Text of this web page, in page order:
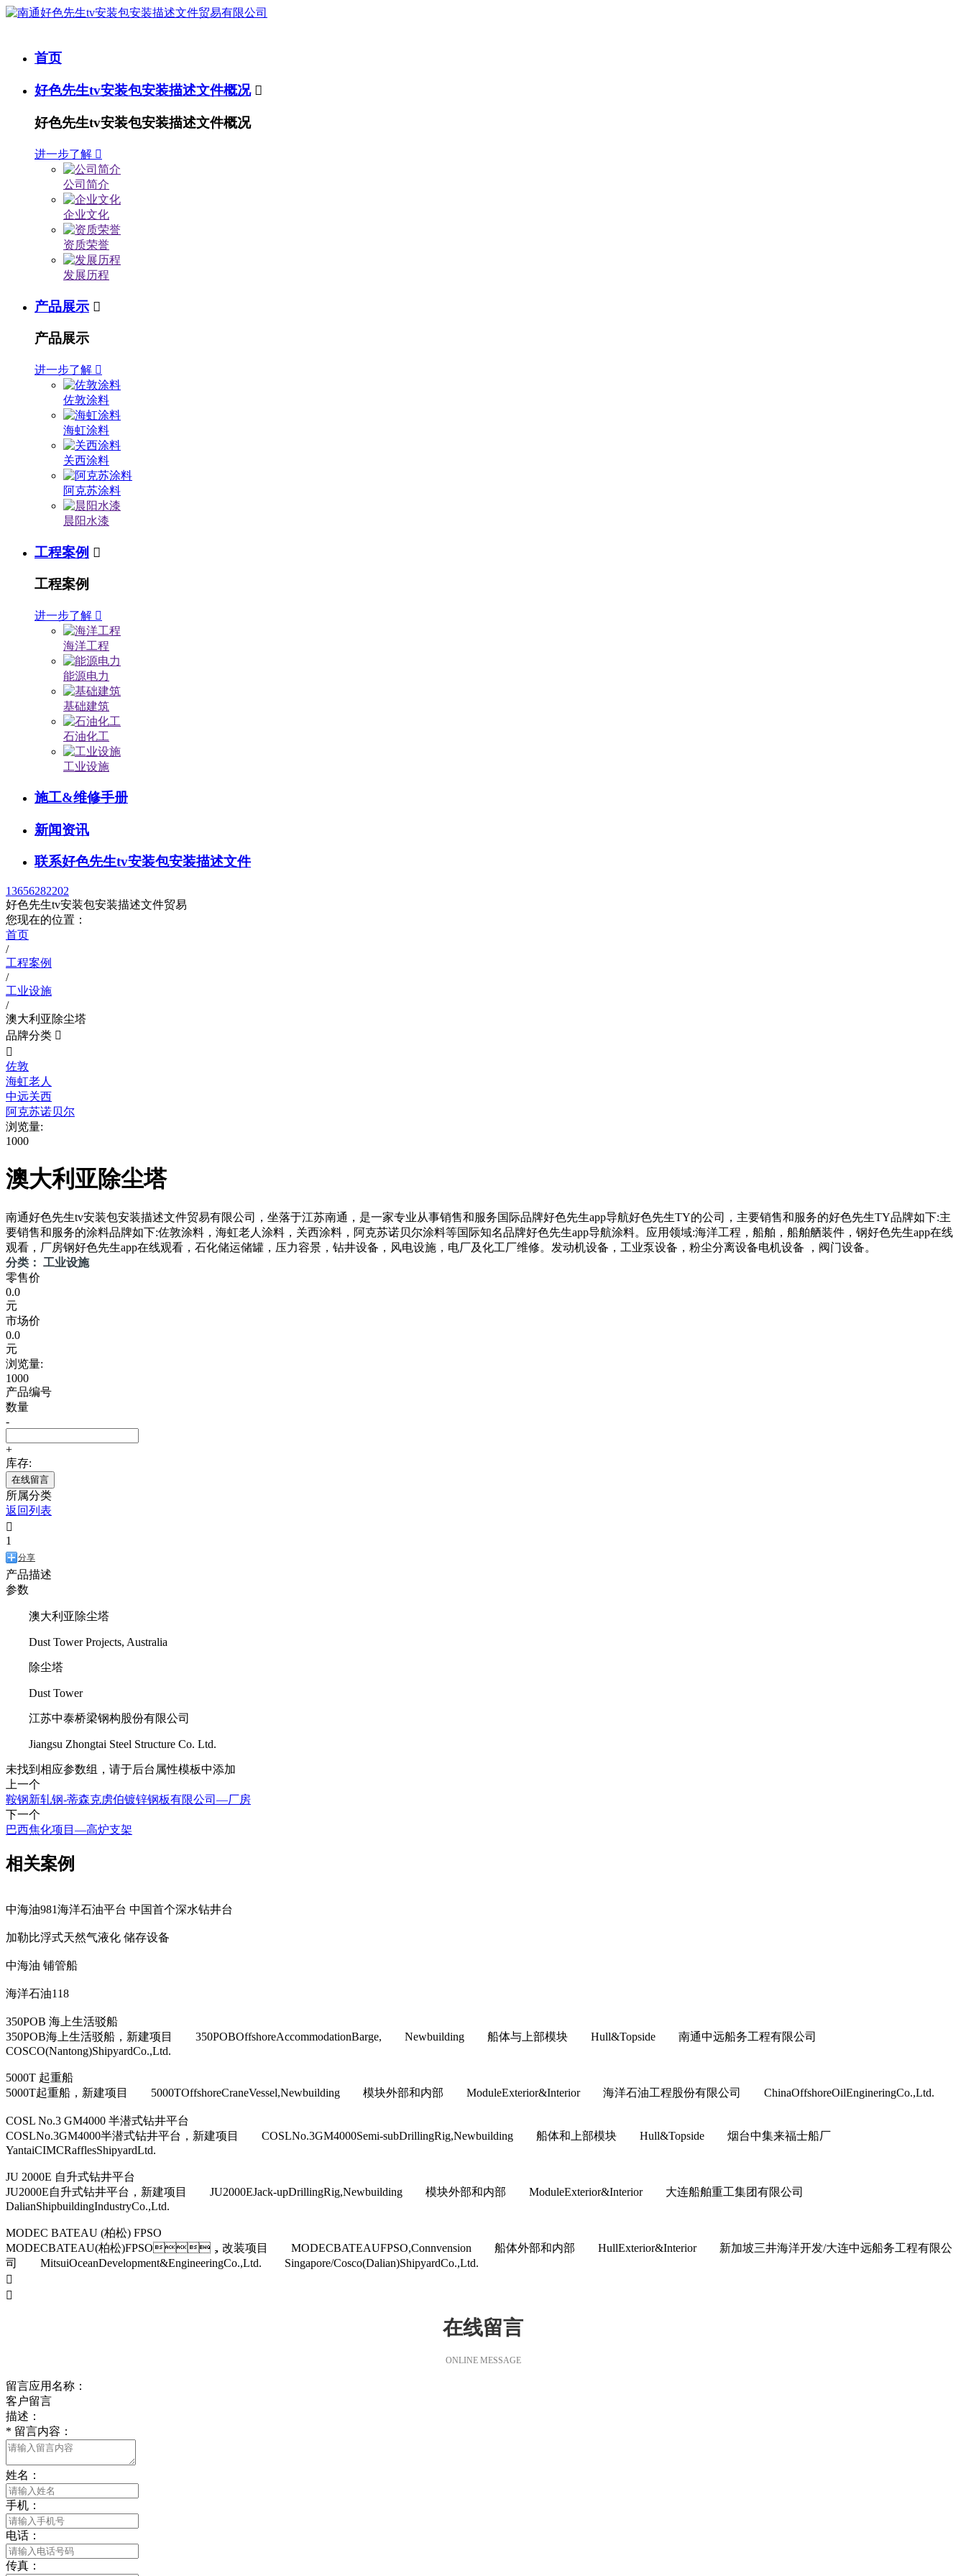
首页
好色先生tv安装包安装描述文件概况 
好色先生tv安装包安装描述文件概况
进一步了解 
公司简介
企业文化
资质荣誉
发展历程
产品展示 
产品展示
进一步了解 
佐敦涂料
海虹涂料
关西涂料
阿克苏涂料
晨阳水漆
工程案例 
工程案例
进一步了解 
海洋工程
能源电力
基础建筑
石油化工
工业设施
施工&维修手册
新闻资讯
联系好色先生tv安装包安装描述文件
13656282202
好色先生tv安装包安装描述文件贸易
您现在的位置：
首页
/
工程案例
/
工业设施
/
澳大利亚除尘塔
品牌分类 

佐敦
海虹老人
中远关西
阿克苏诺贝尔
浏览量:
1000
澳大利亚除尘塔
南通好色先生tv安装包安装描述文件贸易有限公司，坐落于江苏南通，是一家专业从事销售和服务国际品牌好色先生app导航好色先生TY的公司，主要销售和服务的好色先生TY品牌如下:主
要销售和服务的涂料品牌如下:佐敦涂料，海虹老人涂料，关西涂料，阿克苏诺贝尔涂料等国际知名品牌好色先生app导航涂料。应用领域:海洋工程，船舶，船舶舾装件，钢好色先生app在线
观看，厂房钢好色先生app在线观看，石化储运储罐，压力容景，钻井设备，风电设施，电厂及化工厂维修。发动机设备，工业泵设备，粉尘分离设备电机设备 ，阀门设备。
分类： 工业设施
零售价
0.0
元
市场价
0.0
元
浏览量:
1000
产品编号
数量
-
+
库存:
在线留言
所属分类
返回列表

1
分享
产品描述
参数
澳大利亚除尘塔
Dust Tower Projects, Australia
除尘塔
Dust Tower
江苏中泰桥梁钢构股份有限公司
Jiangsu Zhongtai Steel Structure Co. Ltd.
未找到相应参数组，请于后台属性模板中添加
上一个
鞍钢新轧钢-蒂森克虏伯镀锌钢板有限公司—厂房
下一个
巴西焦化项目—高炉支架
相关案例
中海油981海洋石油平台 中国首个深水钻井台
加勒比浮式天然气液化 储存设备
中海油 铺管船
海洋石油118
350POB 海上生活驳船
350POB海上生活驳船，新建项目 350POBOffshoreAccommodationBarge, Newbuilding 船体与上部模块 Hull&Topside 南通中远船务工程有限公司
COSCO(Nantong)ShipyardCo.,Ltd.
5000T 起重船
5000T起重船，新建项目 5000TOffshoreCraneVessel,Newbuilding 模块外部和内部 ModuleExterior&Interior 海洋石油工程股份有限公司 ChinaOffshoreOilEngineringCo.,Ltd.
COSL No.3 GM4000 半潜式钻井平台
COSLNo.3GM4000半潜式钻井平台，新建项目 COSLNo.3GM4000Semi-subDrillingRig,Newbuilding 船体和上部模块 Hull&Topside 烟台中集来福士船厂
YantaiCIMCRafflesShipyardLtd.
JU 2000E 自升式钻井平台
JU2000E自升式钻井平台，新建项目 JU2000EJack-upDrillingRig,Newbuilding 模块外部和内部 ModuleExterior&Interior 大连船舶重工集团有限公司
DalianShipbuildingIndustryCo.,Ltd.
MODEC BATEAU (柏松) FPSO
MODECBATEAU(柏松)FPSO，改装项目 MODECBATEAUFPSO,Connvension 船体外部和内部 HullExterior&Interior 新加坡三井海洋开发/大连中远船务工程有限公
司 MitsuiOceanDevelopment&EngineeringCo.,Ltd. Singapore/Cosco(Dalian)ShipyardCo.,Ltd.


在线留言
ONLINE MESSAGE
留言应用名称：
客户留言
描述：
* 留言内容：
姓名：
手机：
电话：
传真：